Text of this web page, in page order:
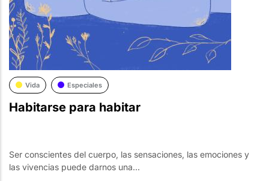
Vida Especiales
Habitarse para habitar
Ser conscientes del cuerpo, las sensaciones, las emociones y
las vivencias puede darnos una...